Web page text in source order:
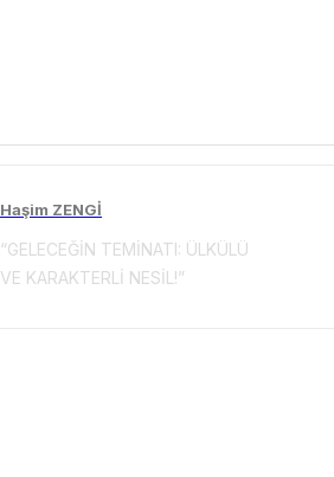
Haşim ZENGİ
“GELECEĞİN TEMİNATI: ÜLKÜLÜ
VE KARAKTERLİ NESİL!”